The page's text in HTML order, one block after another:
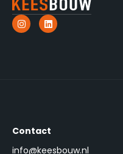
Contact
info@keesbouw.nl